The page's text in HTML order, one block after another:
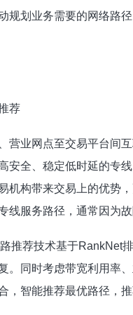
规划业务需要的网络路
荐
营业网点至交易平台间
安全、稳定低时延的专
机构带来交易上的优势
线服务路径，通常因为
推荐技术基于RankNet
。同时考虑带宽利用率
，智能推荐最优路径，